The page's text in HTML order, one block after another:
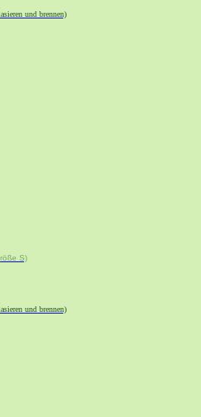
und brennen)
S)
und brennen)